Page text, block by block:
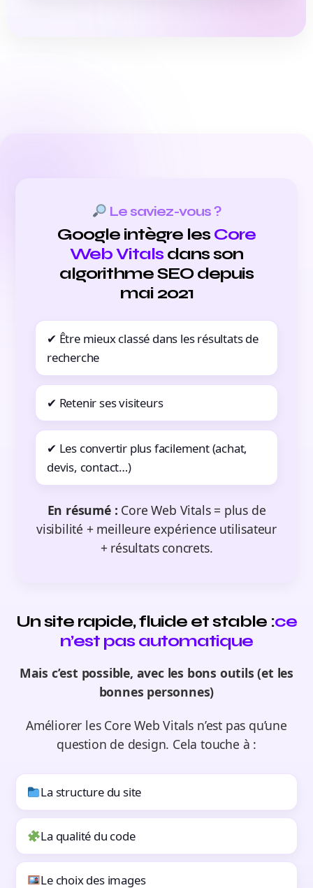
Le saviez-vous ?
Google intègre lesCore
Web Vitalsdans son
algorithme SEO depuis
mai 2021
✔ Être mieux classé dans les résultats de
recherche
✔ Retenir ses visiteurs
✔ Les convertir plus facilement (achat,
devis, contact…)
En résumé : Core Web Vitals = plus de
visibilité + meilleure expérience utilisateur
+ résultats concrets.
Un site rapide, fluide et stable :ce
n’est pas automatique
Mais c’est possible, avec les bons outils (et les
bonnes personnes)
Améliorer les Core Web Vitals n’est pas qu’une
question de design. Cela touche à :
La structure du site
La qualité du code
Le choix des images